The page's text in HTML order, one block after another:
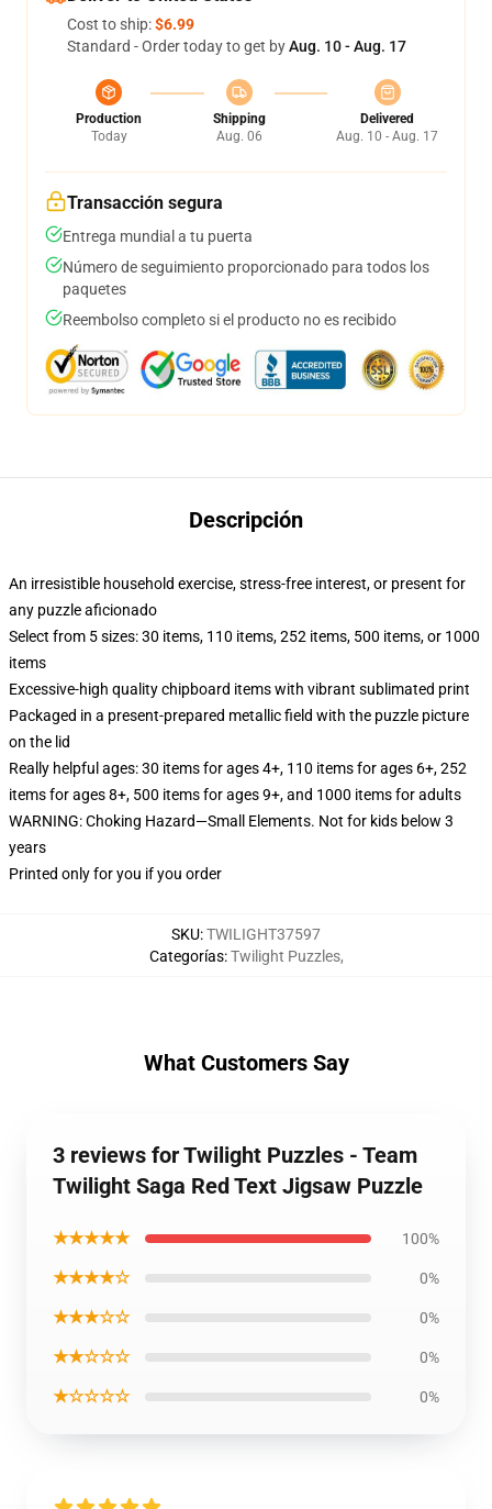
Cost to ship:$6.99
Standard - Order today to get byAug. 10 - Aug. 17
Production
Today
Shipping
Aug. 06
Delivered
Aug. 10 - Aug. 17
Transacción segura
Entrega mundial a tu puerta
Número de seguimiento proporcionado para todos los
paquetes
Reembolso completo si el producto no es recibido
Descripción
An irresistible household exercise, stress-free interest, or present for
any puzzle aficionado
Select from 5 sizes: 30 items, 110 items, 252 items, 500 items, or 1000
items
Excessive-high quality chipboard items with vibrant sublimated print
Packaged in a present-prepared metallic field with the puzzle picture
on the lid
Really helpful ages: 30 items for ages 4+, 110 items for ages 6+, 252
items for ages 8+, 500 items for ages 9+, and 1000 items for adults
WARNING: Choking Hazard—Small Elements. Not for kids below 3
years
Printed only for you if you order
SKU:TWILIGHT37597
Categorías:Twilight Puzzles,
What Customers Say
3 reviews for Twilight Puzzles - Team
Twilight Saga Red Text Jigsaw Puzzle
★★★★★ 100%
★★★★☆ 0%
★★★☆☆ 0%
★★☆☆☆ 0%
★☆☆☆☆ 0%